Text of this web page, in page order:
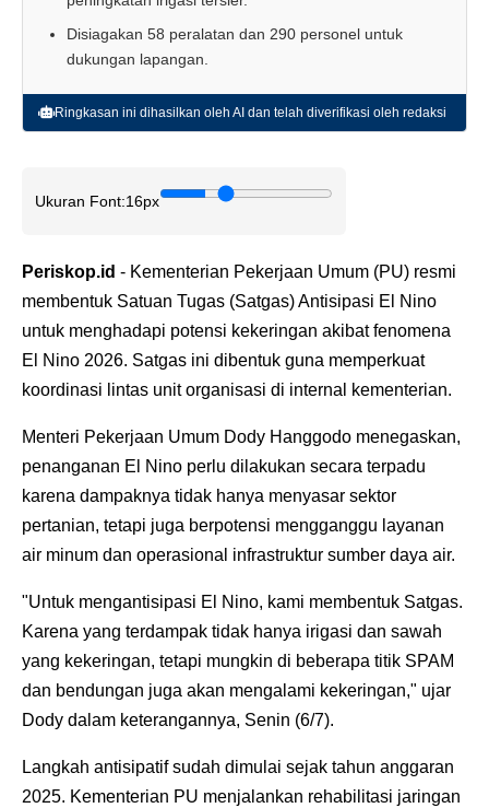
Disiagakan 58 peralatan dan 290 personel untuk
dukungan lapangan.
Ringkasan ini dihasilkan oleh AI dan telah diverifikasi oleh redaksi
Ukuran Font:16px
Periskop.id - Kementerian Pekerjaan Umum (PU) resmi
membentuk Satuan Tugas (Satgas) Antisipasi El Nino
untuk menghadapi potensi kekeringan akibat fenomena
El Nino 2026. Satgas ini dibentuk guna memperkuat
koordinasi lintas unit organisasi di internal kementerian.
Menteri Pekerjaan Umum Dody Hanggodo menegaskan,
penanganan El Nino perlu dilakukan secara terpadu
karena dampaknya tidak hanya menyasar sektor
pertanian, tetapi juga berpotensi mengganggu layanan
air minum dan operasional infrastruktur sumber daya air.
"Untuk mengantisipasi El Nino, kami membentuk Satgas.
Karena yang terdampak tidak hanya irigasi dan sawah
yang kekeringan, tetapi mungkin di beberapa titik SPAM
dan bendungan juga akan mengalami kekeringan," ujar
Dody dalam keterangannya, Senin (6/7).
Langkah antisipatif sudah dimulai sejak tahun anggaran
2025. Kementerian PU menjalankan rehabilitasi jaringan